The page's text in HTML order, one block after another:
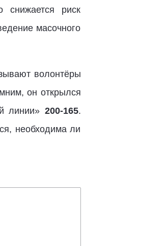
снижается риск
масочного
волонтёры
он открылся
линии» 200-165.
необходима ли